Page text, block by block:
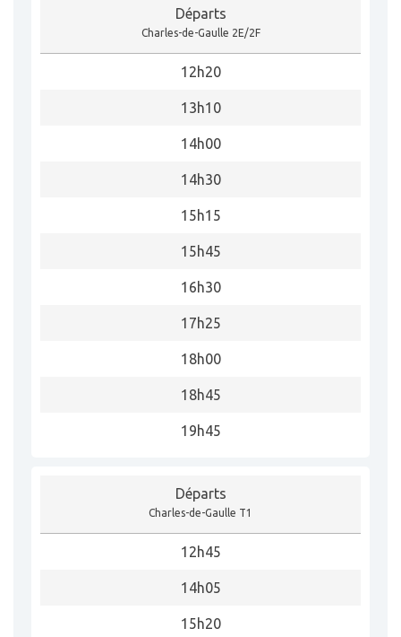
Départs
Charles-de-Gaulle 2E/2F
12h20
13h10
14h00
14h30
15h15
15h45
16h30
17h25
18h00
18h45
19h45
Départs
Charles-de-Gaulle T1
12h45
14h05
15h20